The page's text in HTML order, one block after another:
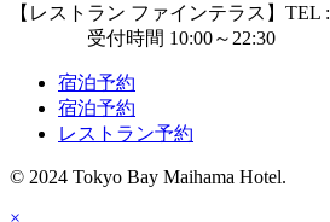
【レストラン ファインテラス】TEL :
受付時間 10:00～22:30
宿泊予約
宿泊予約
レストラン予約
© 2024 Tokyo Bay Maihama Hotel.
×